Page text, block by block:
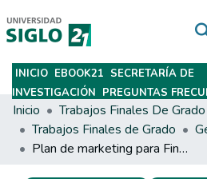
Subir
INICIO EBOOK21 SECRETARÍA DE
INVESTIGACIÓN PREGUNTAS
Inicio
Trabajos Finales de Grado
Plan de marketing para Finca La Emilia para el posicionamiento dentro del sector turístico